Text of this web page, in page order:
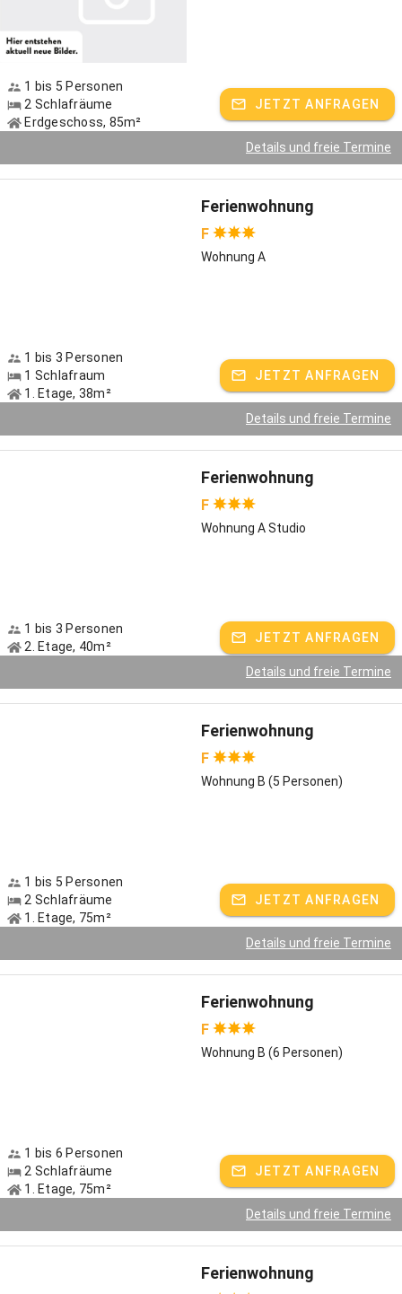
Lage, dennoch zentral. Sie können bequem Speiselokale, Kurpark,
Wanderwege und Loipeneinstiege zu Fuß erreichen. Wir bieten
geräumige Ferienwohnungen auf unserem Ferienhof sowie
Wohnungen in unserem Ferienhaus - Urlaub mit Hund – Ihre
Haustiere sind bei uns herzlich willkommen!
Gastgeber spricht:Deutsch, Englisch
1 bis 5 Personen
2 Schlafräume
Erdgeschoss, 85m²
JETZT ANFRAGEN
Details und freie Termine
Ferienwohnung
F
Wohnung A
1 bis 3 Personen
1 Schlafraum
1. Etage, 38m²
JETZT ANFRAGEN
Details und freie Termine
Ferienwohnung
F
Wohnung A Studio
1 bis 3 Personen
2. Etage, 40m²
JETZT ANFRAGEN
Details und freie Termine
Ferienwohnung
F
Wohnung B (5 Personen)
1 bis 5 Personen
2 Schlafräume
1. Etage, 75m²
JETZT ANFRAGEN
Details und freie Termine
Ferienwohnung
F
Wohnung B (6 Personen)
1 bis 6 Personen
2 Schlafräume
1. Etage, 75m²
JETZT ANFRAGEN
Details und freie Termine
Ferienwohnung